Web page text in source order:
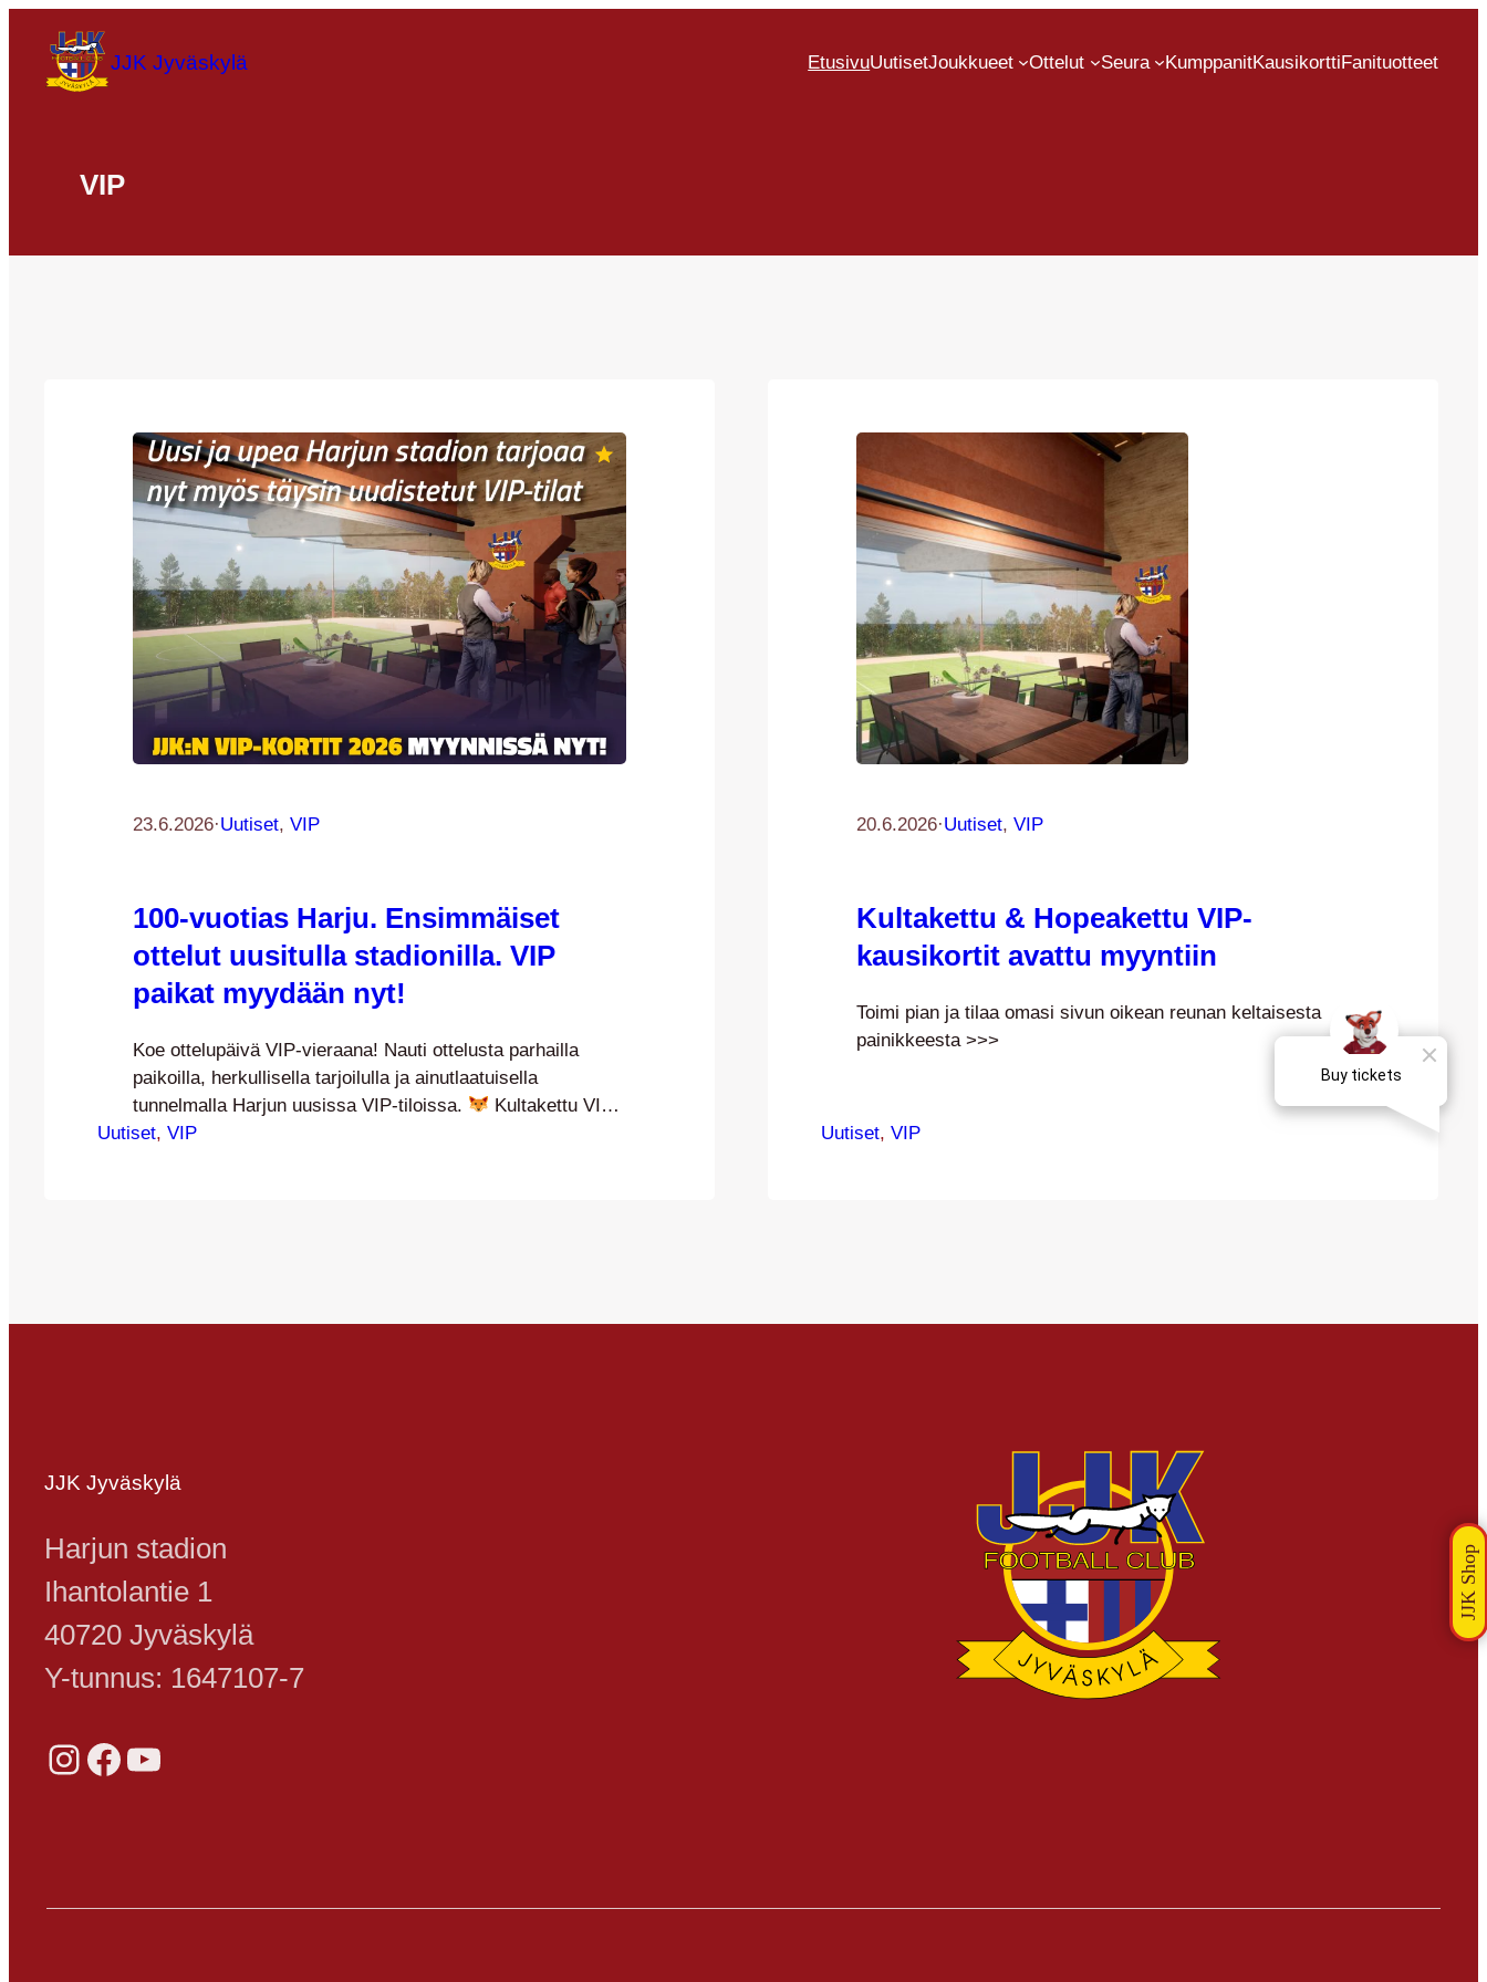
sisältöön
JJK Jyväskylä EtusivuUutisetJoukkueet Ottelut Seura KumppanitKausikorttiFanituotteet
VIP
23.6.2026·Uutiset, VIP
100-vuotias Harju. Ensimmäiset
ottelut uusitulla stadionilla. VIP
paikat myydään nyt!
Koe ottelupäivä VIP-vieraana! Nauti ottelusta parhailla
paikoilla, herkullisella tarjoilulla ja ainutlaatuisella
tunnelmalla Harjun uusissa VIP-tiloissa.
Kultakettu VIP
– 99 €
Uutiset, VIP
20.6.2026·Uutiset, VIP
Kultakettu & Hopeakettu VIP-
kausikortit avattu myyntiin
Toimi pian ja tilaa omasi sivun oikean reunan keltaisesta
painikkeesta >>>
Uutiset, VIP
JJK Jyväskylä
Harjun stadion
Ihantolantie 1
40720 Jyväskylä
Y-tunnus: 1647107-7
Instagram Facebook YouTube